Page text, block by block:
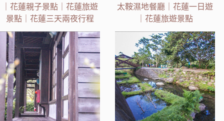
｜花蓮親子景點｜花蓮旅遊
景點｜花蓮三天兩夜行程
太鞍濕地餐廳｜花蓮一日遊
｜花蓮旅遊景點